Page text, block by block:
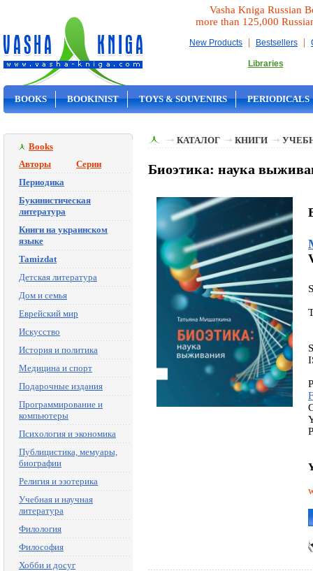
Vasha Kniga Russian
more than 125,000
New Products | Bestsellers |
Libraries
BOOKS BOOKINIST TOYS & SOUVENIRS PERIODICALS
Books
Авторы
Серии
Периодика
Букинистическая
литература
Книги на украинском
языке
Tamizdat
Детская литература
Дом и семья
Еврейский мир
Искусство
История и политика
Медицина и спорт
Подарочные издания
Программирование и
компьютеры
Психология и экономика
Публицистика, мемуары,
биографии
Религия и эзотерика
Учебная и научная
литература
Филология
Философия
Хобби и досуг
КАТАЛОГ КНИГИ
Биоэтика: наука